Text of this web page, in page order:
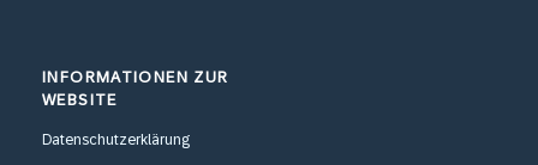
INFORMATIONEN ZUR
WEBSITE
Datenschutzerklärung